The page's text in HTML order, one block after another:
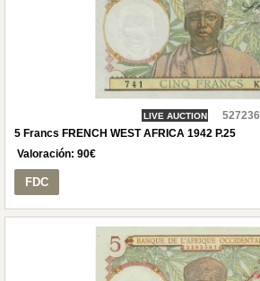
LIVE AUCTION
527236
5 Francs FRENCH WEST AFRICA 1942 P.25
Valoración: 90€
FDC